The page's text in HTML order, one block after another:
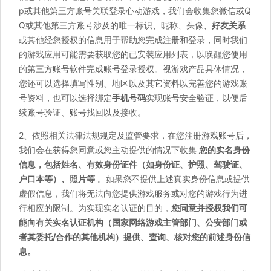
p或其他第三方账号关联登录心动游戏，我们会收集您微信或Q
Q或其他第三方账号涉及的唯一标识、昵称、头像、 好友关系
或其他经您授权的信息用于帮助您完成注册和登录，同时我们
的游戏应用可能需要获取您的已安装应用列表，以唤醒您使用
的第三方账号软件完成账号登录授权。视游戏产品具体情况，
您还可以选择填写性别、地区以及其它资料以完善您的游戏账
号资料，也可以选择绑定手机号码实现账号安全验证，以便后
续账号验证、账号找回以及接收。
2、依照相关法律法规规定及监管要求，在您注册游戏账号后，
我们会在获得您同意或您主动提供的情况下收集 您的实名身份
信息，包括姓名、有效身份证件（如身份证、护照、驾驶证、
户口本等）、照片等 。如果您不提供上述真实身份信息或提供
虚假信息，我们将无法向您提供游戏服务或对您的游戏行为进
行相应的限制。为实现实名认证的目的， 您同意并授权我们可
能向有关实名认证机构（国家网络游戏主管部门、公安部门或
者其委托/合作的其他机构）提供、查询、核对您的前述身份信
息。